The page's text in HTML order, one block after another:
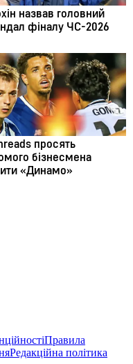
Правила
Редакційна політика